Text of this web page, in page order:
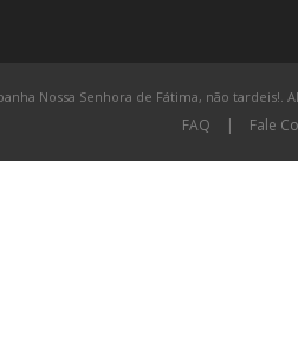
Nossa Senhora de Fátima, não tardeis!.
FAQ | Fale